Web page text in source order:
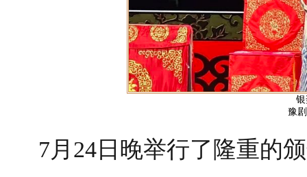
豫
7月24日晚举行了隆重的